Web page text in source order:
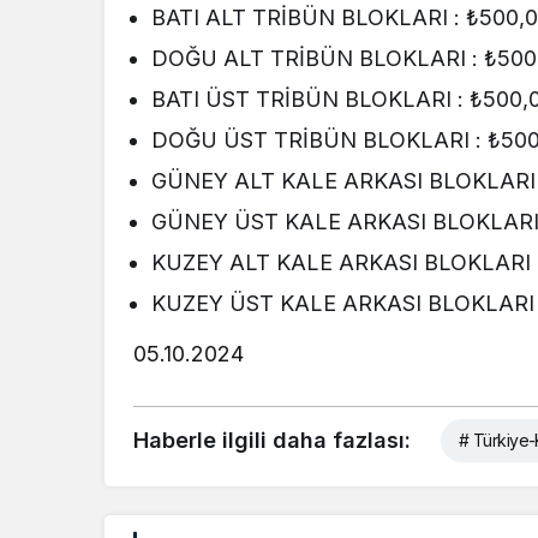
BATI ALT TRİBÜN BLOKLARI :
DOĞU ALT TRİBÜN BLOKLARI :
BATI ÜST TRİBÜN BLOKLARI :
DOĞU ÜST TRİBÜN BLOKLARI :
GÜNEY ALT KALE ARKASI
GÜNEY ÜST KALE ARKASI
KUZEY ALT KALE ARKASI
KUZEY ÜST KALE ARKASI
05.10.2024
Haberle ilgili daha fazlası: #